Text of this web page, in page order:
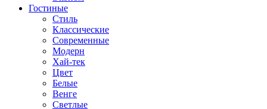
Гостиные
Стиль
Классические
Современные
Модерн
Хай-тек
Цвет
Белые
Венге
Светлые